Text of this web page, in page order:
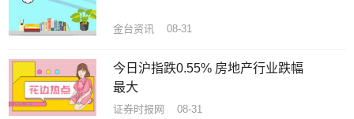
金台资讯 08-31
今日沪指跌0.55% 房地产行业跌幅
最大
证券时报网 08-31